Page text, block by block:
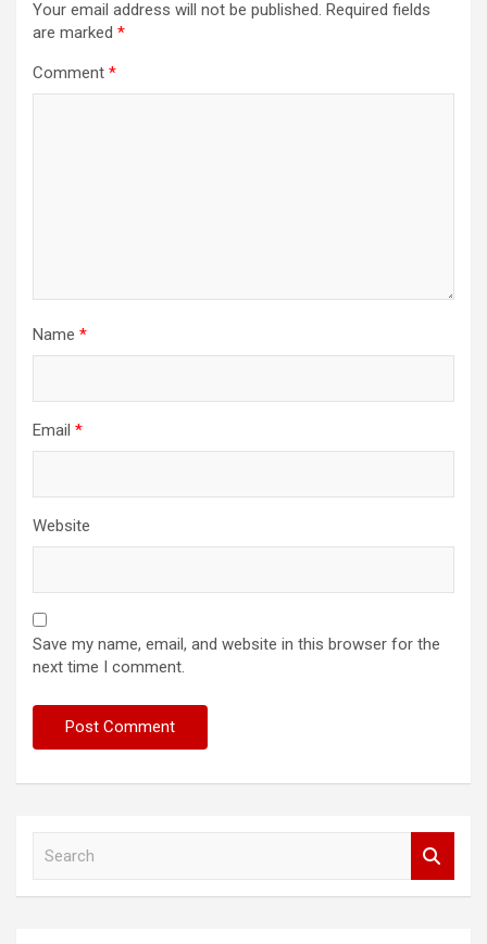
Your email address will not be published. Required fields
are marked *
Comment *
Name *
Email *
Website
Save my name, email, and website in this browser for the
next time I comment.